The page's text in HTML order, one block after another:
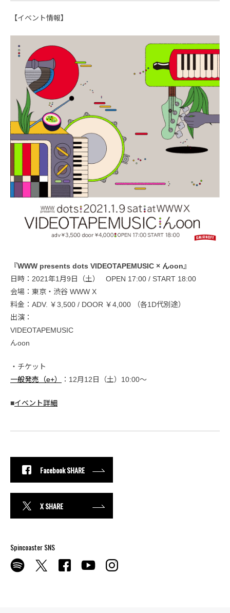
【イベント情報】
『WWW presents dots VIDEOTAPEMUSIC × んoon』
日時：2021年1月9日（土） OPEN 17:00 / START 18:00
会場：東京・渋谷 WWW X
料金：ADV. ￥3,500 / DOOR ￥4,000 （各1D代別途）
出演：
VIDEOTAPEMUSIC
んoon
・チケット
一般発売（e+）
：12月12日（土）10:00〜
■イベント詳細
Facebook SHARE
X SHARE
Spincoaster SNS